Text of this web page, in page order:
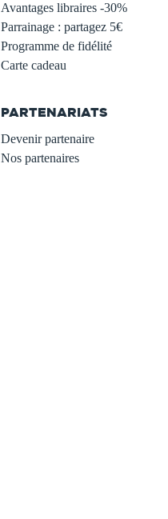
Avantages libraires -30%
Parrainage : partagez 5€
Programme de fidélité
Carte cadeau
PARTENARIATS
Devenir partenaire
Nos partenaires